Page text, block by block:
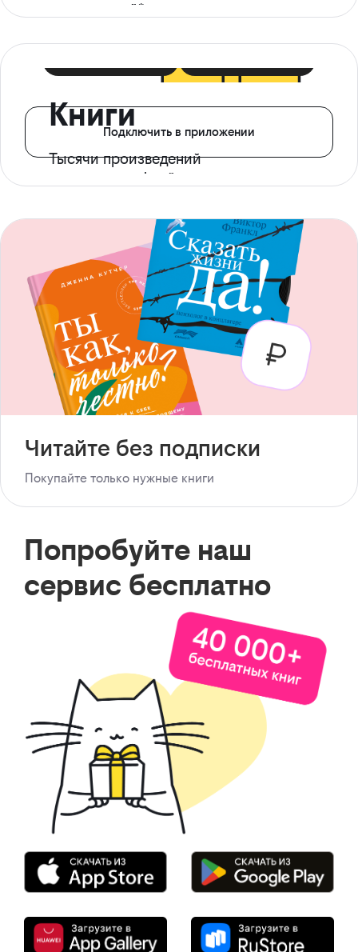
ограничений*
Книги
Тысячи произведений
с доступом офлайн
Подключить в приложении
Читайте без подписки
Покупайте только нужные книги
Попробуйте наш
сервис бесплатно